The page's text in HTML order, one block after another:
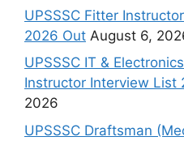
UPSSSC Fitter
2026 Out August 6,
UPSSSC IT &
Instructor Interview List
2026
UPSSSC Draftsman